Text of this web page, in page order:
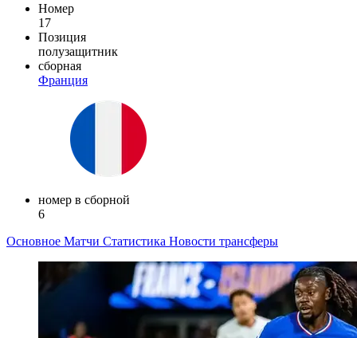
Номер
17
Позиция
полузащитник
сборная
Франция
номер в сборной
6
Основное Матчи Статистика Новости трансферы